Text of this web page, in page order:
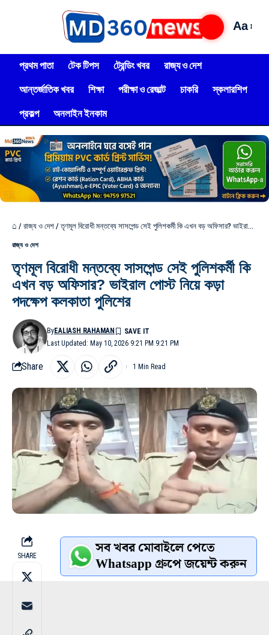
Aa
প্রথম পাতা টেক টিপস ট্রেন্ডিং খবর
রাজ্য ও দেশ
আন্তর্জাতিক খবর
শিক্ষা পরীক্ষা ও রেজাল্ট চাকরি
স্কলারশিপ
প্রকল্প
অনলাইন ইনকাম
⌂ / রাজ্য ও দেশ /তৃণমূল বিরোধী মন্তব্যে সাসপেন্ড সেই পুলিশকর্মী কি এখন বড় অফিসার? ভাইরাল পোস্ট নিয়ে কড়া পদক্ষেপ কলকাতা পুলিশের
রাজ্য ও দেশ
তৃণমূল বিরোধী মন্তব্যে সাসপেন্ড সেই পুলিশকর্মী কি
এখন বড় অফিসার? ভাইরাল পোস্ট নিয়ে কড়া
পদক্ষেপ কলকাতা পুলিশের
Last Updated: May 10, 2026 9:21 PM 9:21 PM
ByEALIASH RAHAMAN
Share 1 Min Read
SHARE সব খবর মোবাইলে পেতে
Whatsapp গ্রুপে জয়েন্ট করুন